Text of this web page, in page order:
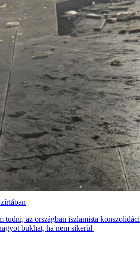
tudni, az országban iszlamista
bukhat, ha nem sikerül.